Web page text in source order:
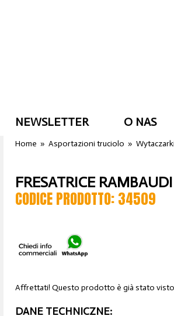
NEWSLETTER O NAS
Home »Asportazioni truciolo »
FRESATRICE
CODICE PRODOTTO: 34509
Affrettati! Questo prodotto è già stato
DANE TECHNICZNE: